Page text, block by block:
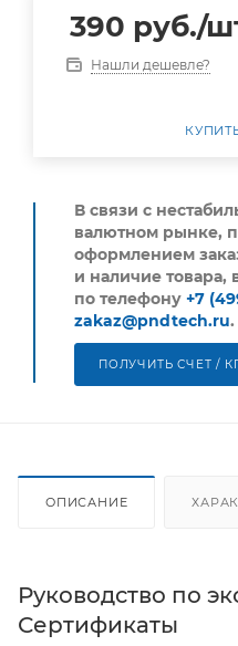
390 руб./
Нашли дешевле?
В связи с
валютном рынке,
оформлением
и наличие товара,
по телефону +7
zakaz@pndtech.ru.
ПОЛУЧИТЬ СЧЕТ /
ОПИСАНИЕ
Руководство по
Сертификаты